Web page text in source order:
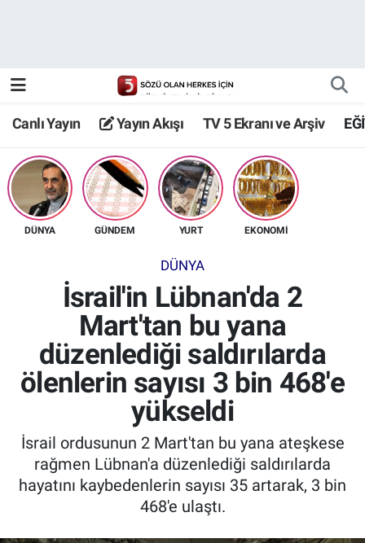
Canlı Yayın Yayın Akışı TV 5 Ekranı ve Arşiv
DÜNYA GÜNDEM YURT EKONOMİ
DÜNYA
İsrail'in Lübnan'da 2
Mart'tan bu yana
düzenlediği saldırılarda
ölenlerin sayısı 3 bin 468'e
yükseldi
İsrail ordusunun 2 Mart'tan bu yana ateşkese
rağmen Lübnan'a düzenlediği saldırılarda
hayatını kaybedenlerin sayısı 35 artarak, 3 bin
468'e ulaştı.
TV 5 Ekranı ve Arşiv